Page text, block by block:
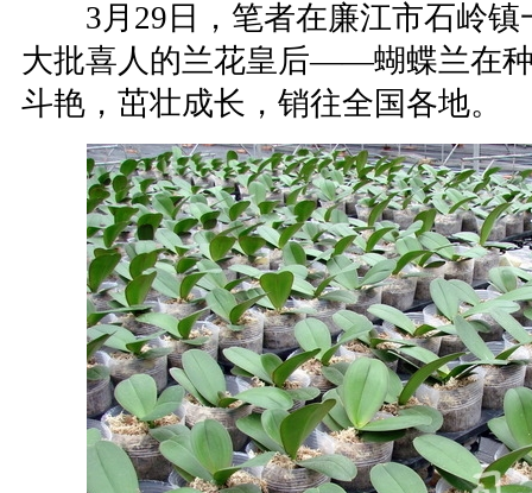
3月29日，笔者在廉江市石岭镇
大批喜人的兰花皇后——蝴蝶兰在
斗艳，茁壮成长，销往全国各地。